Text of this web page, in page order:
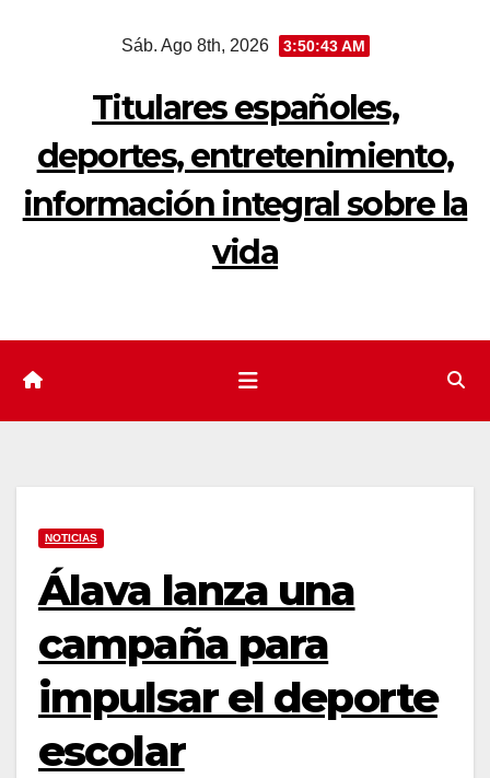
Sáb. Ago 8th, 2026 3:50:44 AM
Titulares españoles,
deportes, entretenimiento,
información integral sobre la
vida
NOTICIAS
Álava lanza una
campaña para
impulsar el deporte
escolar